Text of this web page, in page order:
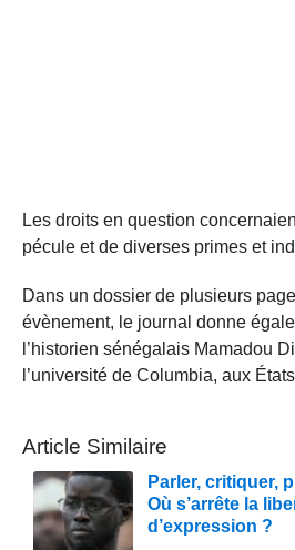
Les droits en question
pécule et de diverses primes et
Dans un dossier de plusieurs
évènement, le journal donne
l’historien sénégalais Mamadou
l’université de Columbia, aux
Article Similaire
Parler, critiquer,
Où s’arrête la
d’expression ?